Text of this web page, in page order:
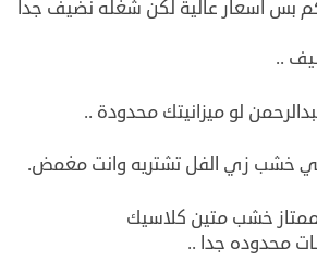
بس اسعار عالية لكن شغله نضيف جدا
..
لو ميزانيتك محدودة ..
خشب زي الفل تشتريه وانت مغمض.
خشب متين كلاسيك
محدوده جدا ..